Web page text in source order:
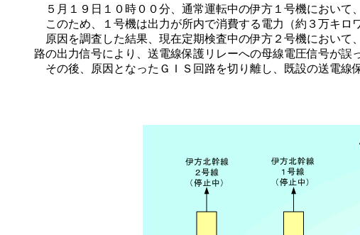
５月１９日１０時００分、通常運転中の伊方１号機において
このため、１号機は出力が所内で消費する電力（約３万キロ
原因を調査した結果、現在定期検査中の伊方２号機において
路の出力信号により、送電線保護リレーへの母線電圧信号が誤
その後、原因となったＧＩＳ回路を切り離し、既設の送電線